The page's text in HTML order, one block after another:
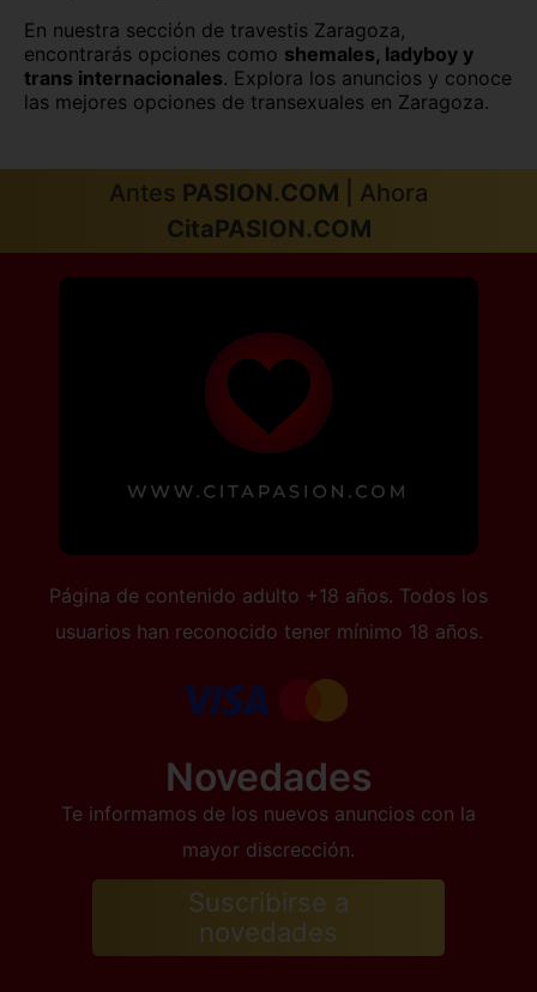
Valladolid capital Vitoria
Zamora capital
En nuestra sección de travestis Zaragoza,
encontrarás opciones como shemales, ladyboy y
trans internacionales. Explora los anuncios y conoce
las mejores opciones de transexuales en Zaragoza.
Antes PASION.COM | Ahora
CitaPASION.COM
Página de contenido adulto +18 años. Todos los
usuarios han reconocido tener mínimo 18 años.
Novedades
Te informamos de los nuevos anuncios con la
mayor discrección.
Suscribirse a
novedades